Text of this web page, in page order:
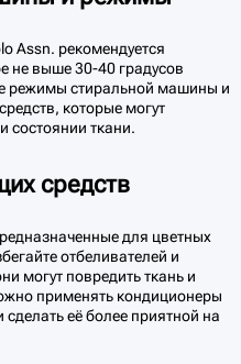
Assn. рекомендуется
не выше 30-40 градусов
режимы стиральной машины и
которые могут
состоянии ткани.
средств
для цветных
отбеливателей и
могут повредить ткань и
применять кондиционеры
сделать её более приятной на